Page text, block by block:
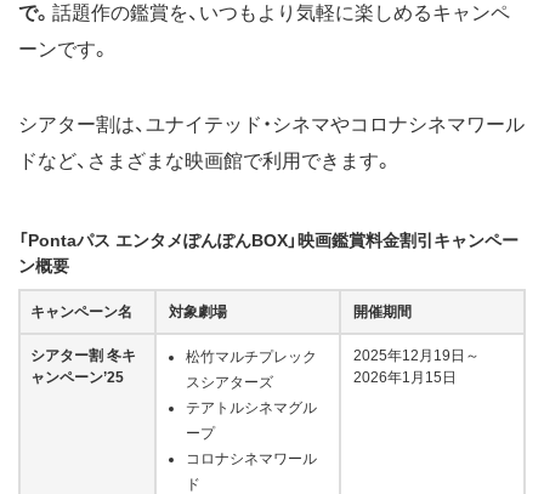
で。 話題作の鑑賞を、いつもより気軽に楽しめるキャンペ
ーンです。
シアター割は、ユナイテッド・シネマやコロナシネマワール
ドなど、さまざまな映画館で利用できます。
「Pontaパス エンタメぽんぽんBOX」映画鑑賞料金割引キャンペー
ン概要
キャンペーン名 対象劇場 開催期間
シアター割 冬キ
ャンペーン’25
松竹マルチプレック
スシアターズ
テアトルシネマグル
ープ
コロナシネマワール
ド
2025年12月19日～
2026年1月15日